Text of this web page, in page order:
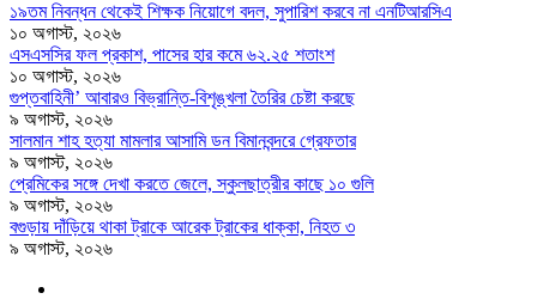
১৯তম নিবন্ধন থেকেই শিক্ষক নিয়োগে বদল, সুপারিশ করবে না এনটিআরসিএ
১০ অগাস্ট, ২০২৬
এসএসসির ফল প্রকাশ, পাসের হার কমে ৬২.২৫ শতাংশ
১০ অগাস্ট, ২০২৬
গুপ্তবাহিনী’ আবারও বিভ্রান্তি-বিশৃঙ্খলা তৈরির চেষ্টা করছে
৯ অগাস্ট, ২০২৬
সালমান শাহ হত্যা মামলার আসামি ডন বিমানবন্দরে গ্রেফতার
৯ অগাস্ট, ২০২৬
প্রেমিকের সঙ্গে দেখা করতে জেলে, স্কুলছাত্রীর কাছে ১০ গুলি
৯ অগাস্ট, ২০২৬
বগুড়ায় দাঁড়িয়ে থাকা ট্রাকে আরেক ট্রাকের ধাক্কা, নিহত ৩
৯ অগাস্ট, ২০২৬